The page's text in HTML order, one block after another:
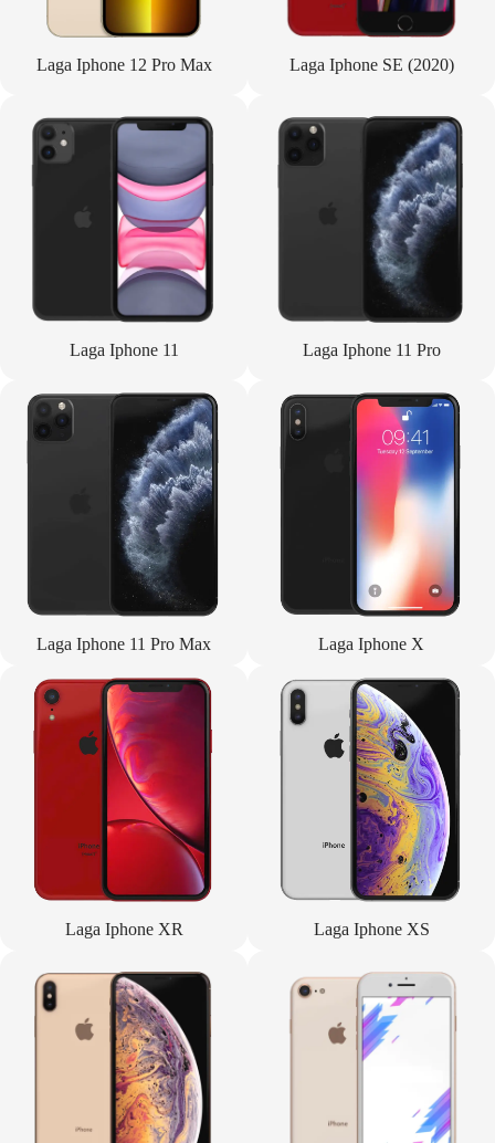
Laga Iphone 12 Pro Max Laga Iphone SE (2020)
Laga Iphone 11 Laga Iphone 11 Pro
Laga Iphone 11 Pro Max Laga Iphone X
Laga Iphone XR Laga Iphone XS